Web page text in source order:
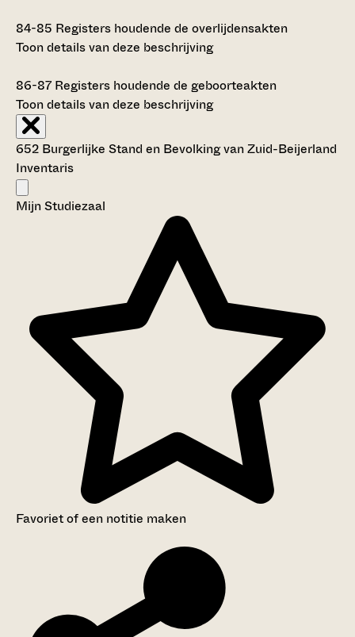
84-85 Registers houdende de overlijdensakten
Toon details van deze beschrijving
86-87 Registers houdende de geboorteakten
Toon details van deze beschrijving
652 Burgerlijke Stand en Bevolking van Zuid-Beijerland
Inventaris
Mijn Studiezaal
Favoriet of een notitie maken